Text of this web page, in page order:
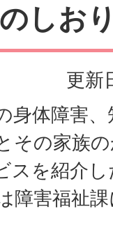
しお
更新
身体障害
その家族
スを紹介
障害福祉